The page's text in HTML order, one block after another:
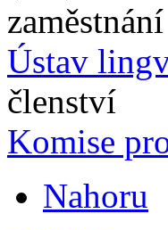
zaměstnání
Ústav
členství
Komise
Nahoru